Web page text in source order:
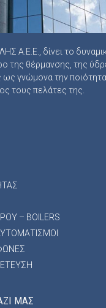
Α.Ε.Ε., δίνει το
της θέρμανσης, της
ως γνώμονα την
τους πελάτες της.
– BOILERS
ΜΑΣ